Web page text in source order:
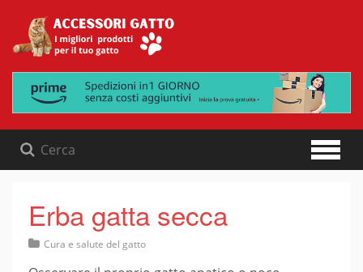
content
Erba gatta secca
Cura e salute del gatto